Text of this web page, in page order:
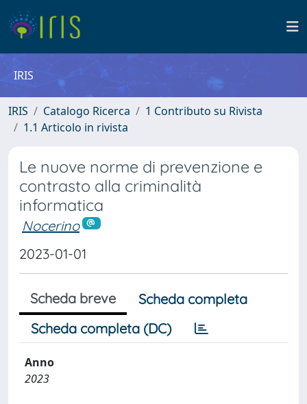
IRIS
IRIS Catalogo Ricerca
1 Contributo su Rivista
1.1 Articolo in rivista
Le nuove norme di prevenzione e
contrasto alla criminalità
informatica
Nocerino
2023-01-01
Scheda breve
Scheda completa
Scheda completa (DC)
Anno
2023